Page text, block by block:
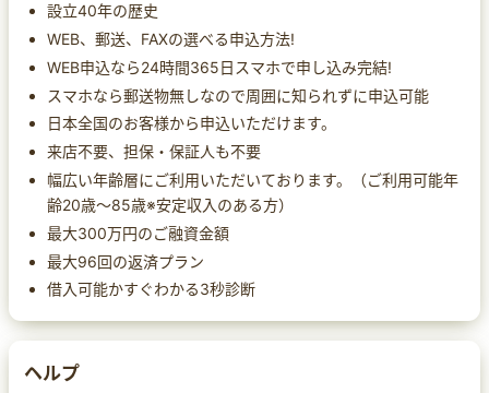
設立40年の歴史
WEB、郵送、FAXの選べる申込方法!
WEB申込なら24時間365日スマホで申し込み完結!
スマホなら郵送物無しなので周囲に知られずに申込可能
日本全国のお客様から申込いただけます。
来店不要、担保・保証人も不要
幅広い年齢層にご利用いただいております。（ご利用可能年
齢20歳～85歳※安定収入のある方）
最大300万円のご融資金額
最大96回の返済プラン
借入可能かすぐわかる3秒診断
ヘルプ